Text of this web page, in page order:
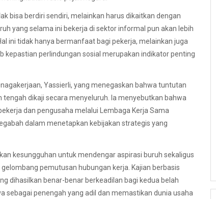
bisa berdiri sendiri, melainkan harus dikaitkan dengan
yang selama ini bekerja di sektor informal pun akan lebih
ini tidak hanya bermanfaat bagi pekerja, melainkan juga
kepastian perlindungan sosial merupakan indikator penting
Yassierli, yang menegaskan bahwa tuntutan
dikaji secara menyeluruh. Ia menyebutkan bahwa
dan pengusaha melalui Lembaga Kerja Sama
dalam menetapkan kebijakan strategis yang
kesungguhan untuk mendengar aspirasi buruh sekaligus
pemutusan hubungan kerja. Kajian berbasis
dihasilkan benar-benar berkeadilan bagi kedua belah
sebagai penengah yang adil dan memastikan dunia usaha